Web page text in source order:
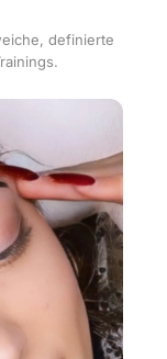
definierte